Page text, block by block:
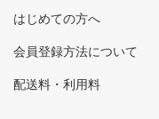
はじめての方へ
会員登録方法について
配送料・利用料